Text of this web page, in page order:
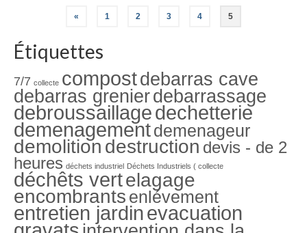
Navigation
des
articles
« 1 2 3 4 5
Étiquettes
7/7 collecte compostdebarras cave
debarras grenierdebarrassage
debroussaillagedechetterie
demenagementdemenageur
demolition destruction devis - de 2
heures déchets industriel Déchets Industriels ( collecte
déchêts vertelagage
encombrants enlévement
entretien jardinevacuation